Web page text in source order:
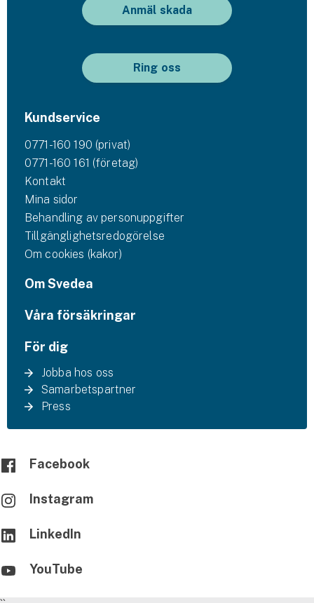
Anmäl skada
Ring oss
Kundservice
0771-160 190 (privat)
0771-160 161 (företag)
Kontakt
Mina sidor
Behandling av personuppgifter
Tillgänglighetsredogörelse
Om cookies (kakor)
Om Svedea
Våra försäkringar
För dig
Jobba hos oss
Samarbetspartner
Press
Facebook
Instagram
LinkedIn
YouTube